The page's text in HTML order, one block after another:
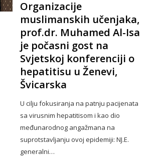
Organizacije
muslimanskih učenjaka,
prof.dr. Muhamed Al-Isa
je počasni gost na
Svjetskoj konferenciji o
hepatitisu u Ženevi,
Švicarska
U cilju fokusiranja na patnju pacijenata
sa virusnim hepatitisom i kao dio
međunarodnog angažmana na
suprotstavljanju ovoj epidemiji: NJ.E.
generalni…